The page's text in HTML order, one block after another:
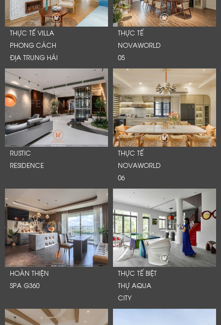
THỰC TẾ VILLA
PHONG CÁCH
ĐỊA TRUNG HẢI
THỰC TẾ
NOVAWORLD
05
RUSTIC
RESIDENCE
THỰC TẾ
NOVAWORLD
06
HOÀN THIỆN
SPA G360
THỰC TẾ BIỆT
THỰ AQUA
CITY